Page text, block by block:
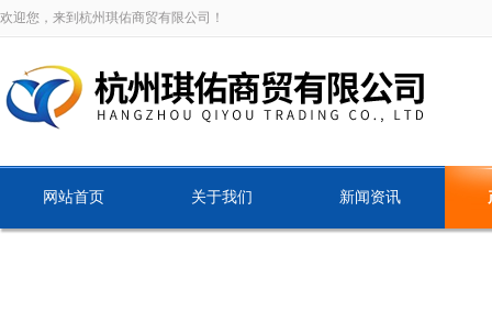
欢迎您，来到杭州琪佑商贸有限公司！
网站首页 关于我们 新闻资讯